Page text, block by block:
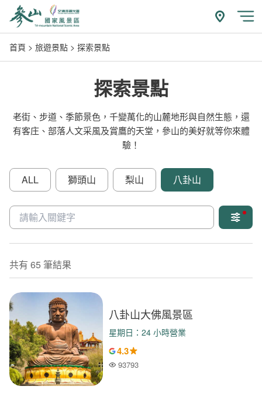
主
內
附近玩什
開
首頁 旅遊景點 探索景點
探索景點
老街、步道、季節景色，千變萬化的山麓地形與自然生態，還
有客庄、部落人文采風及賞鷹的天堂，參山的美好就等你來體
驗！
ALL 獅頭山 梨山 八卦山
關鍵字
共有 65 筆結果
八卦山大佛風景區
星期日：24 小時營業
4.3
人氣
93793